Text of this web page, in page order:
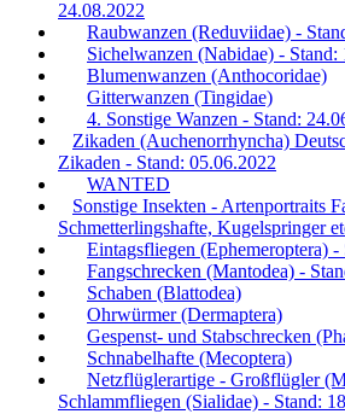
24.08.2022
Raubwanzen (Reduviidae) -
Sichelwanzen (Nabidae) - Stand:
Blumenwanzen (Anthocoridae)
Gitterwanzen (Tingidae)
4. Sonstige Wanzen - Stand:
Zikaden (Auchenorrhyncha)
Zikaden - Stand: 05.06.2022
WANTED
Sonstige Insekten - Artenportraits
Schmetterlingshafte, Kugelspringer
Eintagsfliegen (Ephemeroptera) -
Fangschrecken (Mantodea) -
Schaben (Blattodea)
Ohrwürmer (Dermaptera)
Gespenst- und Stabschrecken
Schnabelhafte (Mecoptera)
Netzflüglerartige - Großflügler
Schlammfliegen (Sialidae) - Stand: